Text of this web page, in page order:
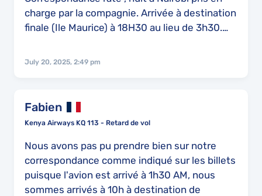
charge par la compagnie. Arrivée à destination
finale (Ile Maurice) à 18H30 au lieu de 3h30.
beaucoup de fatigue. "L'hôtesse principale " à
n'avons jamais reçu après de nombreuses
réclamation. Le service de réclamation de la
compagnie est impossible à contacter.
July 20, 2025, 2:49 pm
Fabien
Kenya Airways KQ 113 - Retard de vol
Nous avons pas pu prendre bien sur notre
correspondance comme indiqué sur les billets
puisque l'avion est arrivé à 1h30 AM, nous
sommes arrivés à 10h à destination de